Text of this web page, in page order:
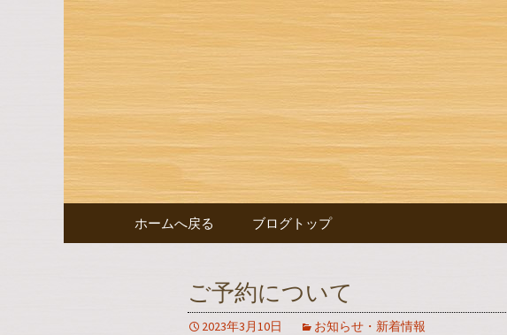
豊田市浄水の
豊田市浄水の【水嶋】のブログです
コンテンツへ移動
ホームへ戻る ブログトップ
ご予約について
2023年3月10日 お知らせ・新着情報